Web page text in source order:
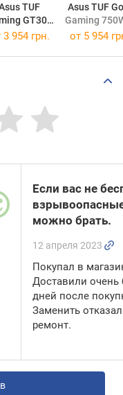
TUF
GT302
Black
Asus TUF
Gaming
3 954 грн. от 5 954
Если вас не
можно брать.
12 апреля 2023
Покупал в
Доставили очень
дней после
Заменить
ремонт.